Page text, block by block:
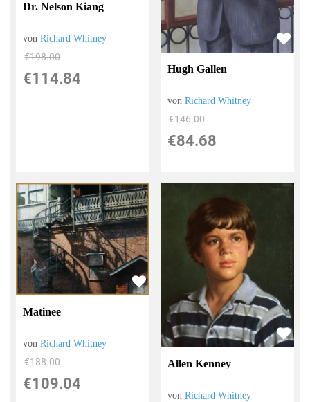
Dr. Nelson Kiang
vonRichard Whitney
€198.00
€114.84
Hugh Gallen
vonRichard Whitney
€146.00
€84.68
Matinee
vonRichard Whitney
€188.00
€109.04
Allen Kenney
vonRichard Whitney